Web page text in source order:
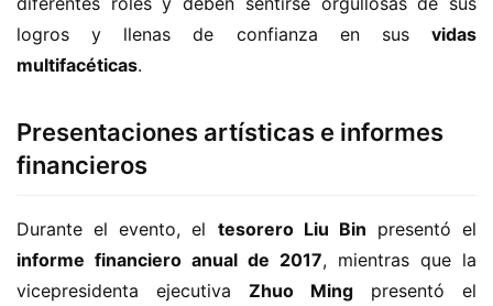
logros y llenas de confianza en sus vidas
multifacéticas.
Presentaciones artísticas e informes
financieros
Durante el evento, el tesorero Liu Bin
informe financiero anual de 2017, mientras que la
vicepresidenta ejecutiva Zhuo Ming presentó el